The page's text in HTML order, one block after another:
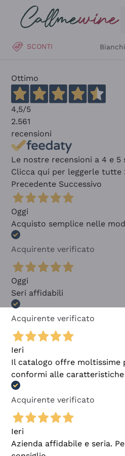
Salta al contenuto principale
SCONTI Bianchi
Ottimo
4,5/5
2.561
recensioni
Le nostre recensioni a 4 e 5
Clicca qui per leggerle tutte
Precedente Successivo
Oggi
Acquisto semplice nelle
Acquirente verificato
Oggi
Seri affidabili
Acquirente verificato
Ieri
Il catalogo offre moltissime
conformi alle
Acquirente verificato
Ieri
Azienda affidabile e seria.